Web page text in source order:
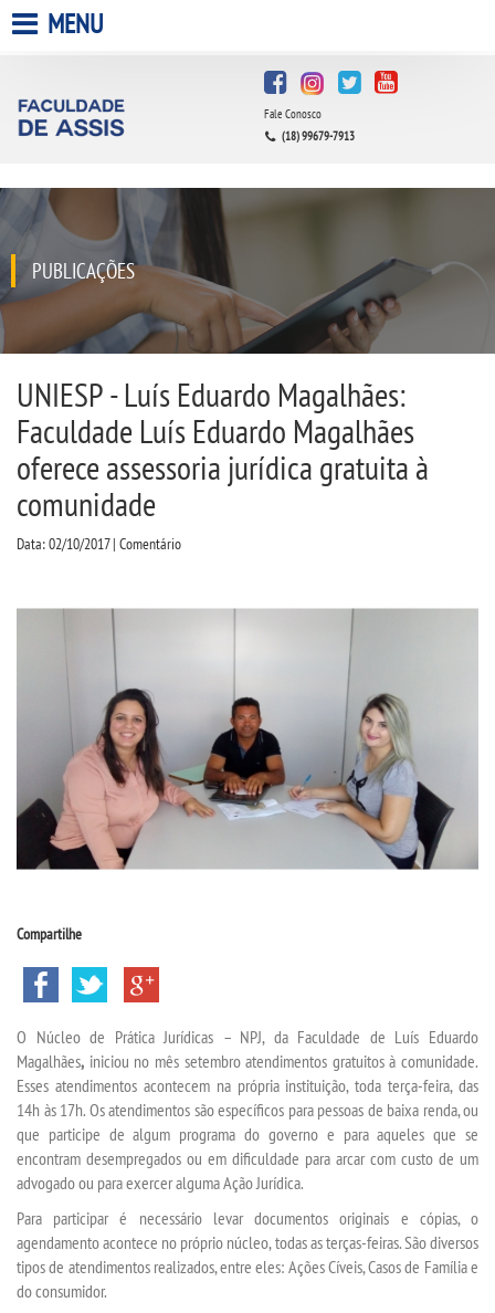
A FACULDADE
QUEM SOMOS
INFRAESTRUTURA
BIBLIOTECA
CPA
CPSA
BACHARELADOS
LICENCIATURAS
TECNOLÓGICOS
VESTIBULAR
INSCREVA-SE
TRANSFERÊNCIA
SEGUNDA GRADUAÇÃO
MATRÍCULA
EDITAL
PUBLICAÇÕES
DESTAQUES
MENU
Fale Conosco
(18) 99679-7913
PUBLICAÇÕES
UNIESP - Luís Eduardo Magalhães:
Faculdade Luís Eduardo Magalhães
oferece assessoria jurídica gratuita à
comunidade
Data: 02/10/2017 | Comentário
Compartilhe
O Núcleo de Prática Jurídicas – NPJ, da Faculdade de Luís Eduardo
Magalhães, iniciou no mês setembro atendimentos gratuitos à comunidade.
Esses atendimentos acontecem na própria instituição, toda terça-feira, das
14h às 17h. Os atendimentos são específicos para pessoas de baixa renda, ou
que participe de algum programa do governo e para aqueles que se
encontram desempregados ou em dificuldade para arcar com custo de um
advogado ou para exercer alguma Ação Jurídica.
Para participar é necessário levar documentos originais e cópias, o
agendamento acontece no próprio núcleo, todas as terças-feiras. São diversos
tipos de atendimentos realizados, entre eles: Ações Cíveis, Casos de Família e
do consumidor.